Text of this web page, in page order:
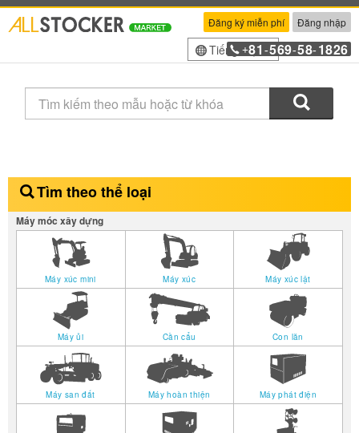
Đăng ký miễn phí Đăng nhập
Tiếng Việt
+81 -569-58-1826
Tìm theo thể loại
Máy móc xây dựng
Máy xúc mini Máy xúc Máy xúc lật
Máy ủi Cần cẩu Con lăn
Máy san đất Máy hoàn thiện Máy phát điện